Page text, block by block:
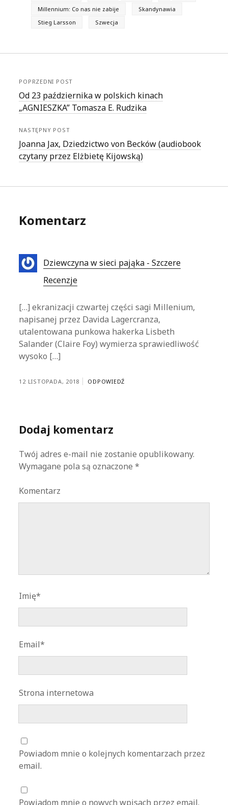
Millennium: Co nas nie zabije
Skandynawia
Stieg Larsson
Szwecja
POPRZEDNI POST
Od 23 października w polskich kinach
„AGNIESZKA” Tomasza E. Rudzika
NASTĘPNY POST
Joanna Jax, Dziedzictwo von Becków (audiobook
czytany przez Elżbietę Kijowską)
Komentarz
Dziewczyna w sieci pająka - Szczere
Recenzje
[…] ekranizacji czwartej części sagi Millenium,
napisanej przez Davida Lagercranza,
utalentowana punkowa hakerka Lisbeth
Salander (Claire Foy) wymierza sprawiedliwość
wysoko […]
12 LISTOPADA, 2018 ODPOWIEDŹ
Dodaj komentarz
Twój adres e-mail nie zostanie opublikowany.
Wymagane pola są oznaczone*
Komentarz
Imię*
Email*
Strona internetowa
Powiadom mnie o kolejnych komentarzach przez
email.
Powiadom mnie o nowych wpisach przez email.